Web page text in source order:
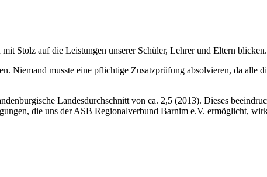
Stolz auf die Leistungen unserer Schüler, Lehrer und Eltern blicken.
Niemand musste eine pflichtige Zusatzprüfung absolvieren, da alle
Landesdurchschnitt von ca. 2,5 (2013). Dieses
die uns der ASB Regionalverbund Barnim e.V. ermöglicht,